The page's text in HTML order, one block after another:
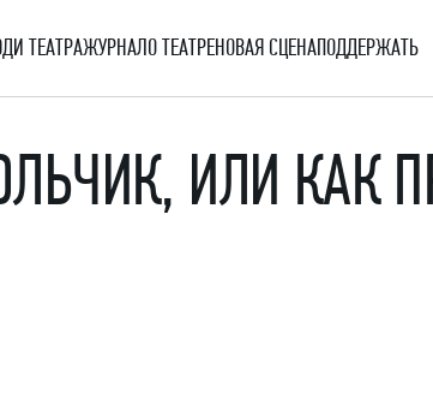
ТЕАТРАЖУРНАЛО ТЕАТРЕНОВАЯ СЦЕНАПОДДЕРЖАТЬ
ИЛИ КАК